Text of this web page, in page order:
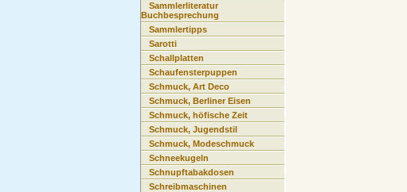
Sammlerliteratur
Buchbesprechung
Sammlertipps
Sarotti
Schallplatten
Schaufensterpuppen
Schmuck, Art Deco
Schmuck, Berliner Eisen
Schmuck, höfische Zeit
Schmuck, Jugendstil
Schmuck, Modeschmuck
Schneekugeln
Schnupftabakdosen
Schreibmaschinen